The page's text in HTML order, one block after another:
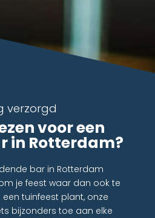
verzorgd
voor een
in Rotterdam?
bar in Rotterdam
je feest waar dan ook te
tuinfeest plant, onze
bijzonders toe aan elke